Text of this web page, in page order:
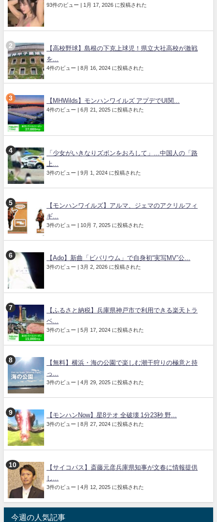
93件のビュー | 1月 17, 2026 に投稿された
【高校野球】島根の下克上球児！県立大社高校が激戦
を...
4件のビュー | 8月 16, 2024 に投稿された
【MHWilds】モンハンワイルズ アプデでUI関...
4件のビュー | 6月 21, 2025 に投稿された
「少女がいきなりズボンをおろして」…中国人の「路
上...
3件のビュー | 9月 1, 2024 に投稿された
【モンハンワイルズ】アルマ、ジェマのアクリルフィ
ギ...
3件のビュー | 10月 7, 2025 に投稿された
【Ado】新曲「ビバリウム」で自身初“実写MV”公...
3件のビュー | 3月 2, 2026 に投稿された
【ふるさと納税】兵庫県神戸市で利用できる楽天トラ
ベ...
3件のビュー | 5月 17, 2024 に投稿された
【無料】横浜・海の公園で楽しむ潮干狩りの極意と持
っ...
3件のビュー | 4月 29, 2025 に投稿された
【モンハンNow】星8テオ 全破壊 1分23秒 野...
3件のビュー | 8月 27, 2024 に投稿された
【サイコパス】斎藤元彦兵庫県知事が文春に情報提供
し...
3件のビュー | 4月 12, 2025 に投稿された
今週の人気記事